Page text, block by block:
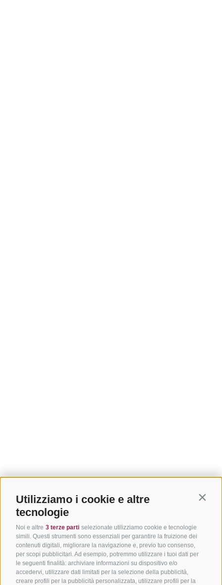
Utilizziamo i cookie e altre
tecnologie
Noi e altre 3 terze parti selezionate utilizziamo cookie e tecnologie
simili. Questi strumenti sono essenziali per garantire la fruizione dei
contenuti digitali, migliorare la navigazione e, previo tuo consenso,
per scopi pubblicitari. Ad esempio, potremmo utilizzare i tuoi dati per
le seguenti finalità: archiviare informazioni su dispositivo e/o
accedervi, utilizzare dati limitati per la selezione della pubblicità,
creare profili per la pubblicità personalizzata, utilizzare profili per la